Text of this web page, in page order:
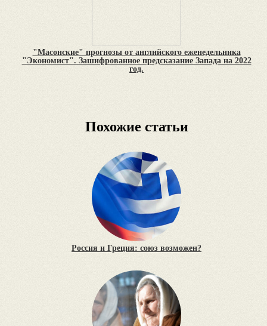
"Масонские" прогнозы от английского еженедельника
"Экономист". Зашифрованное предсказание Запада на 2022
год.
Похожие статьи
Россия и Греция: союз возможен?